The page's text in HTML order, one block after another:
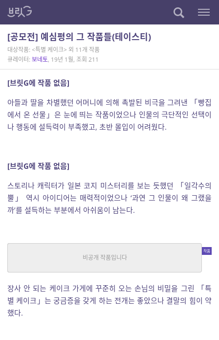
[공모전] 예심평의 그 작품들(테이스티)
대상작품: <특별 케이크> 외 11개 작품
큐레이터: 보네토, 19년 1월, 조회 211
[브릿G에 작품 없음]
아들과 딸을 차별했던 어머니에 의해 촉발된 비극을 그려낸 「빵집
에서 온 선물」은 눈에 띄는 작품이었으나 인물의 극단적인 선택이
나 행동에 설득력이 부족했고, 초반 몰입이 어려웠다.
[브릿G에 작품 없음]
스토리나 캐릭터가 일본 코지 미스터리를 보는 듯했던 「일각수의
뿔」 역시 아이디어는 매력적이었으나 ‘과연 그 인물이 왜 그랬을
까’를 설득하는 부분에서 아쉬움이 남는다.
추리/스릴러, 일반 | 깔린데마
장사 안 되는 케이크 가게에 꾸준히 오는 손님의 비밀을 그린 「특
별 케이크」는 궁금증을 갖게 하는 전개는 좋았으나 결말의 힘이 약
했다.